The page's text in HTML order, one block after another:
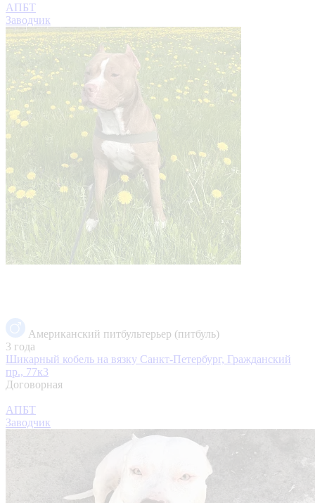
АПБТ
Заводчик
Американский питбультерьер (питбуль)
3 года
Шикарный кобель на вязку Санкт-Петербург, Гражданский
пр., 77к3
Договорная
АПБТ
Заводчик